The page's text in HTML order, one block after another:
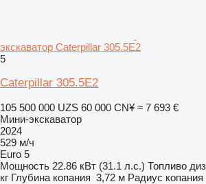
экскаватор Caterpillar 305.5E2
5
Caterpillar 305.5E2
105 500 000 UZS 60 000 CN¥ ≈ 7 693 €
Мини-экскаватор
2024
529 м/ч
Euro 5
Мощность 22.86 кВт (31.1 л.с.) Топливо
кг Глубина копания 3,72 м Радиус копания